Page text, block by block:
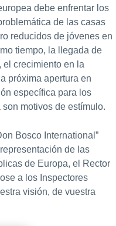
debe enfrentar los
de las casas
reducidos de jóvenes en
tiempo, la llegada de
el crecimiento en la
próxima apertura en
específica para los
motivos de estímulo.
Bosco International”
de las
de Europa, el Rector
a los Inspectores
visión, de vuestra